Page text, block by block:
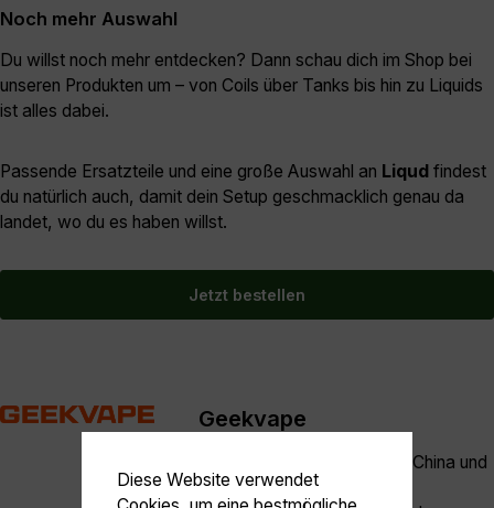
Noch mehr Auswahl
Du willst noch mehr entdecken? Dann schau dich im Shop bei
unseren Produkten um – von Coils über Tanks bis hin zu Liquids
ist alles dabei.
Passende Ersatzteile und eine große Auswahl an Liqud findest
du natürlich auch, damit dein Setup geschmacklich genau da
landet, wo du es haben willst.
Jetzt bestellen
Geekvape
Geekvape mit Firmensitz in China und
den USA ist ein führender
Diese Website verwendet